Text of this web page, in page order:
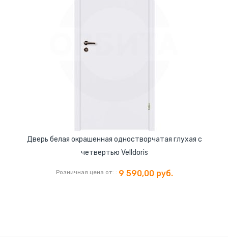
Дверь белая окрашенная одностворчатая глухая с
четвертью Velldoris
Розничная цена от: 9 590,00 руб.